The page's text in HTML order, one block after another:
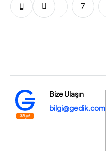
5 6 7
Bize Ulaşın
bilgi@gedik.com